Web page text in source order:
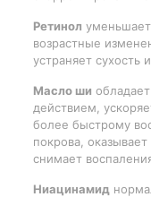
Ретинол
возрастные
устраняет сухость
Масло ши
действием,
более быстрому
покрова,
снимает
Ниацинамид